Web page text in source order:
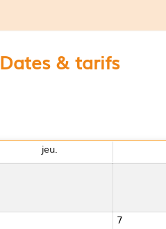
Dates & tarifs
jeu.
7